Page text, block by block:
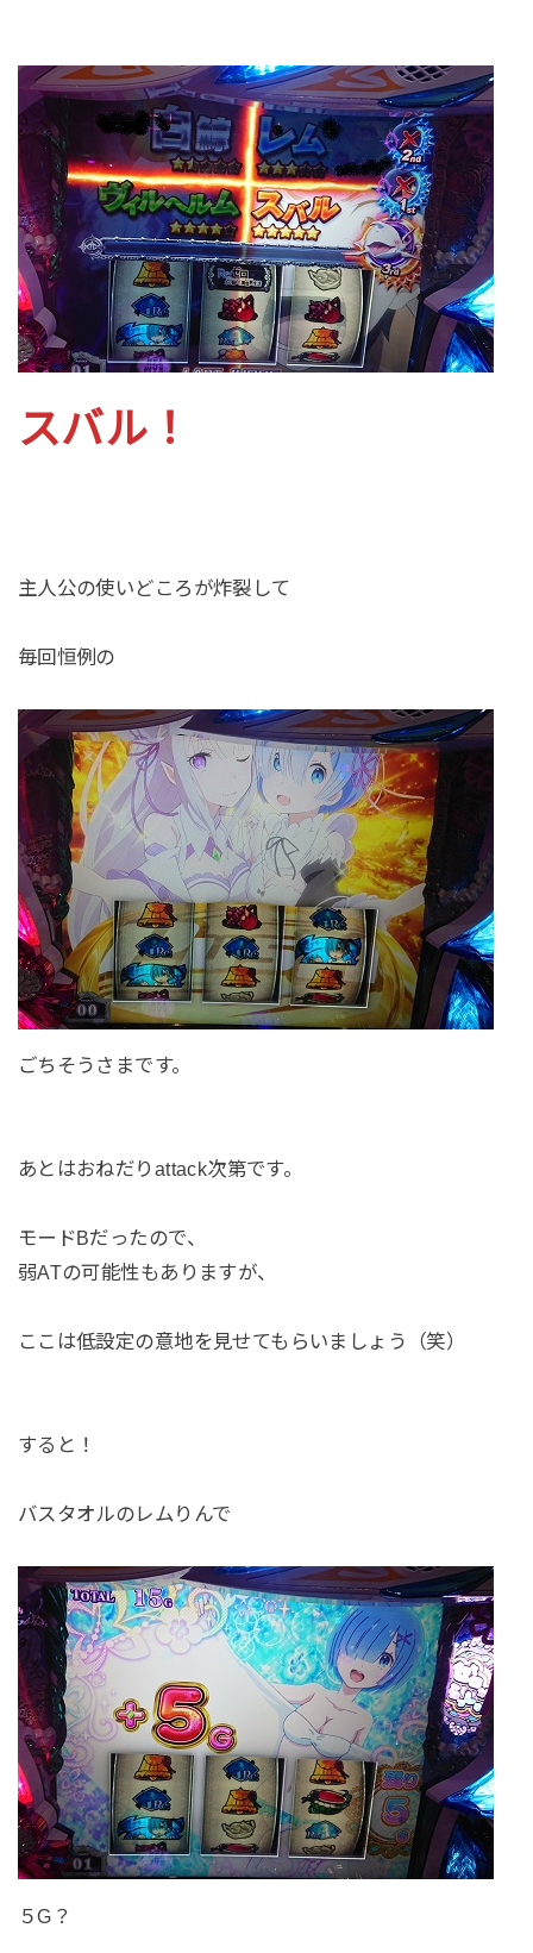
スバル！
主人公の使いどころが炸裂して
毎回恒例の
ごちそうさまです。
あとはおねだりattack次第です。
モードBだったので、
弱ATの可能性もありますが、
ここは低設定の意地を見せてもらいましょう（笑）
すると！
バスタオルのレムりんで
５G？